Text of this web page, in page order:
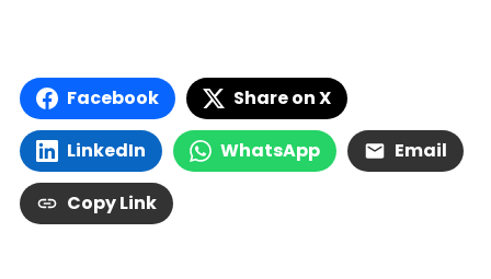
Facebook Share on X
LinkedIn WhatsApp Email
Copy Link